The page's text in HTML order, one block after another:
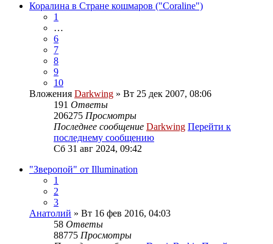
Коралина в Стране кошмаров ("Coraline")
1
…
6
7
8
9
10
Вложения Darkwing » Вт 25 дек 2007, 08:06
191 Ответы
206275 Просмотры
Последнее сообщение Darkwing Перейти к
последнему сообщению
Сб 31 авг 2024, 09:42
"Зверопой" от Illumination
1
2
3
Анатолий » Вт 16 фев 2016, 04:03
58 Ответы
88775 Просмотры